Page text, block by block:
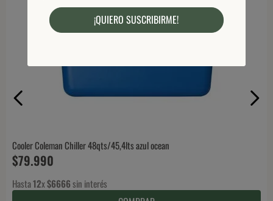
Cooler Coleman Chiller 48qts/45,4lts azul ocean
$79.990
Hasta12x$6666sin interés
¡QUIERO SUSCRIBIRME!